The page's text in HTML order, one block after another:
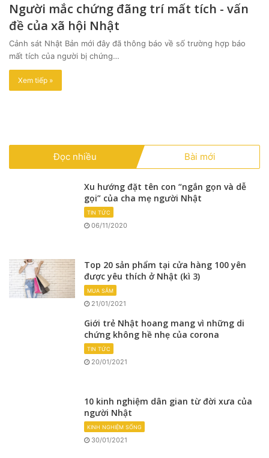
Người mắc chứng đãng trí mất tích - vấn
đề của xã hội Nhật
Cảnh sát Nhật Bản mới đây đã thông báo về số trường hợp báo
mất tích của người bị chứng…
Xem tiếp »
Đọc nhiều Bài mới
Xu hướng đặt tên con “ngắn gọn và dễ
gọi” của cha mẹ người Nhật
TIN TỨC
06/11/2020
Top 20 sản phẩm tại cửa hàng 100 yên
được yêu thích ở Nhật (kì 3)
MUA SẮM
21/01/2021
Giới trẻ Nhật hoang mang vì những di
chứng không hề nhẹ của corona
TIN TỨC
20/01/2021
10 kinh nghiệm dân gian từ đời xưa của
người Nhật
KINH NGHIỆM SỐNG
30/01/2021